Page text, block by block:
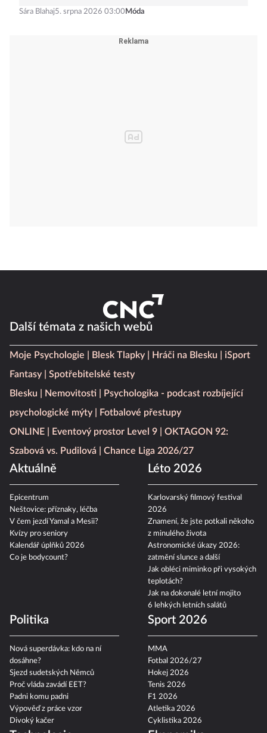
Sára Blahaj5. srpna 2026 03:00 Móda
Další témata z našich webů
Moje Psychologie Blesk Tlapky Hráči na Blesku
iSport
Fantasy
Spotřebitelské testy
Blesku
Nemovitosti
Psychologika - podcast rozbíjející
psychologické mýty
Fotbalové přestupy
ONLINE
Eventový prostor Level 9
OKTAGON 92:
Szabová vs. Pudilová
Chance Liga 2026/27
Aktuálně
Epicentrum
Neštovice: příznaky, léčba
V čem jezdí Yamal a Mesii?
Kvízy pro seniory
Kalendář úplňků 2026
Co je bodycount?
Léto 2026
Karlovarský filmový festival
2026
Znamení, že jste potkali někoho
z minulého života
Astronomické úkazy 2026:
zatmění slunce a další
Jak obléci miminko při vysokých
teplotách?
Jak na dokonalé letní mojito
6 lehkých letních salátů
Politika
Nová superdávka: kdo na ní
dosáhne?
Sjezd sudetských Němců
Proč vláda zavádí EET?
Padni komu padni
Výpověď z práce vzor
Divoký kačer
Sport 2026
MMA
Fotbal 2026/27
Hokej 2026
Tenis 2026
F1 2026
Atletika 2026
Cyklistika 2026